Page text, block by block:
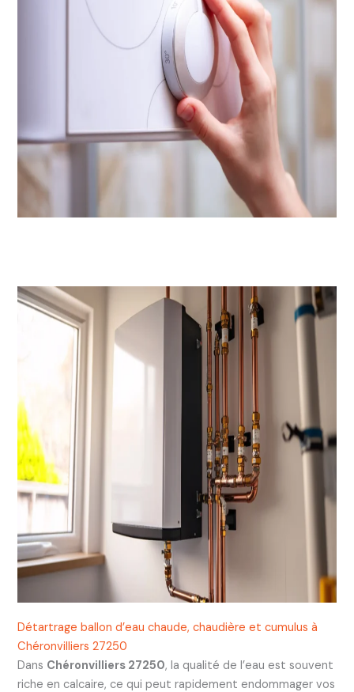
Détartrage ballon d’eau chaude, chaudière et cumulus à
Chéronvilliers 27250
Dans Chéronvilliers 27250, la qualité de l’eau est souvent
riche en calcaire, ce qui peut rapidement endommager vos